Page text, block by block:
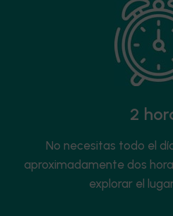
2
No necesitas todo el
aproximadamente dos
explorar el